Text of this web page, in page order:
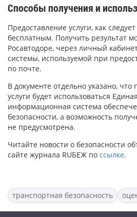
Способы получения и
Предоставление услуги, как
бесплатным. Получить результат
Росавтодоре, через личный
системы, используемой при
по почте.
В документе отдельно указано,
услуги будет использоваться
информационная система
безопасности, а возможность
не предусмотрена.
Читайте новости о безопасности
сайте журнала RUБЕЖ по ссылке.
транспортная безопасность